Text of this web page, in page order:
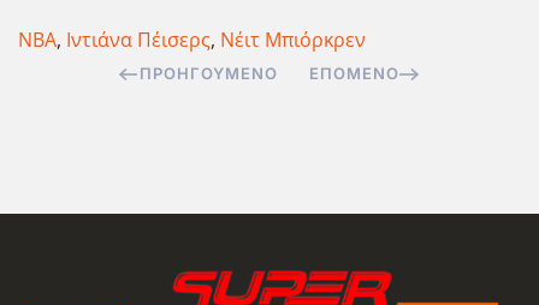
NBA, Ιντιάνα Πέισερς, Νέιτ Μπιόρκρεν
ΠΡΟΗΓΟΎΜΕΝΟ ΕΠΌΜΕΝΟ